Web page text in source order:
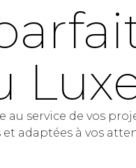
service de vos
adaptées à vos